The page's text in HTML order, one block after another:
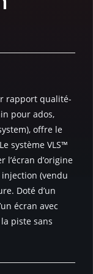
rapport qualité-
pour ados,
offre le
système VLS™
l’écran d’origine
(vendu
Doté d’un
écran avec
piste sans